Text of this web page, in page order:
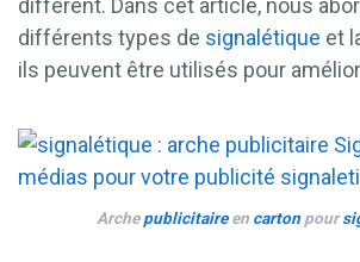
différents types de signalétique et
ils peuvent être utilisés pour
Archepublicitaireen cartonpour